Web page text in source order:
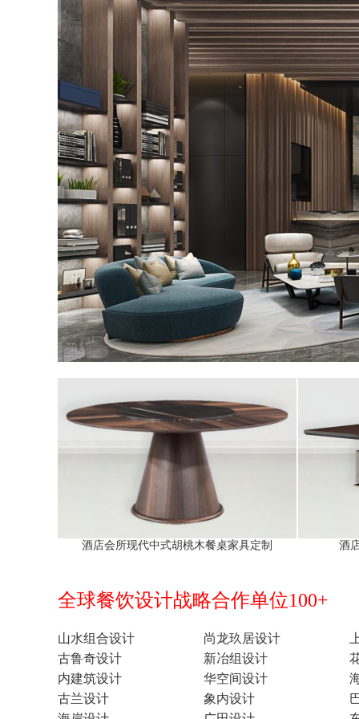
酒店会所现代中式胡桃木餐桌家具定制 酒
全球餐饮设计战略合作单位100+
山水组合设计 尚龙玖居设计
古鲁奇设计
新冶组设计
内建筑设计
华空间设计
古兰设计
象内设计